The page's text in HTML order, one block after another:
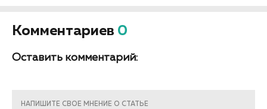
Комментариев 0
Оставить комментарий:
НАПИШИТЕ СВОЕ МНЕНИЕ О СТАТЬЕ